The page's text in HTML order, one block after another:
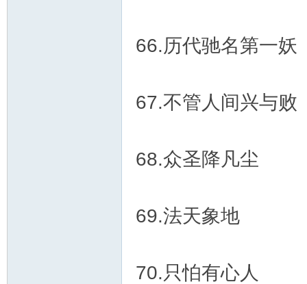
66.历代驰名第一妖
67.不管人间兴与败
68.众圣降凡尘
69.法天象地
70.只怕有心人